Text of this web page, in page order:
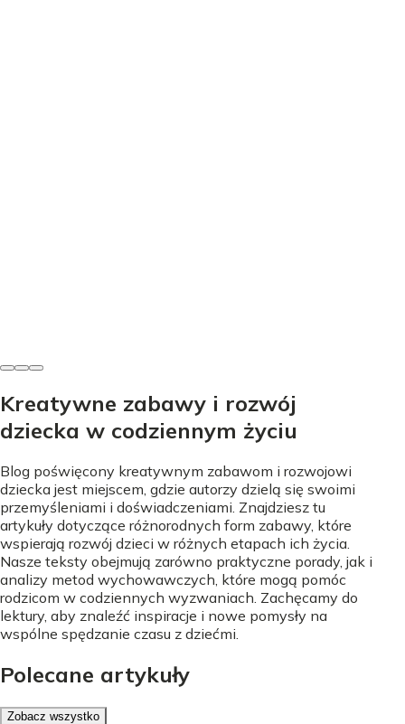
Kreatywne zabawy i rozwój
dziecka w codziennym życiu
Blog poświęcony kreatywnym zabawom i rozwojowi
dziecka jest miejscem, gdzie autorzy dzielą się swoimi
przemyśleniami i doświadczeniami. Znajdziesz tu
artykuły dotyczące różnorodnych form zabawy, które
wspierają rozwój dzieci w różnych etapach ich życia.
Nasze teksty obejmują zarówno praktyczne porady, jak i
analizy metod wychowawczych, które mogą pomóc
rodzicom w codziennych wyzwaniach. Zachęcamy do
lektury, aby znaleźć inspiracje i nowe pomysły na
wspólne spędzanie czasu z dziećmi.
Polecane artykuły
Zobacz wszystko